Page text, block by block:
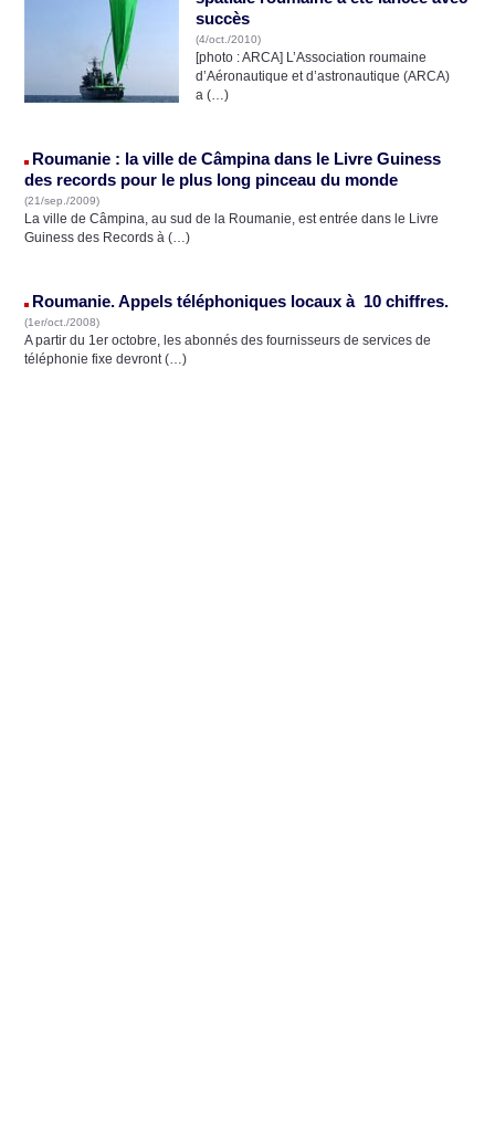
succès
(4/oct./2010)
[photo : ARCA] L’Association roumaine
d’Aéronautique et d’astronautique (ARCA)
a (…)
Roumanie : la ville de Câmpina dans le Livre Guiness
des records pour le plus long pinceau du monde
(21/sep./2009)
La ville de Câmpina, au sud de la Roumanie, est entrée dans le Livre
Guiness des Records à (…)
Roumanie. Appels téléphoniques locaux à 10 chiffres.
(1er/oct./2008)
A partir du 1er octobre, les abonnés des fournisseurs de services de
téléphonie fixe devront (…)